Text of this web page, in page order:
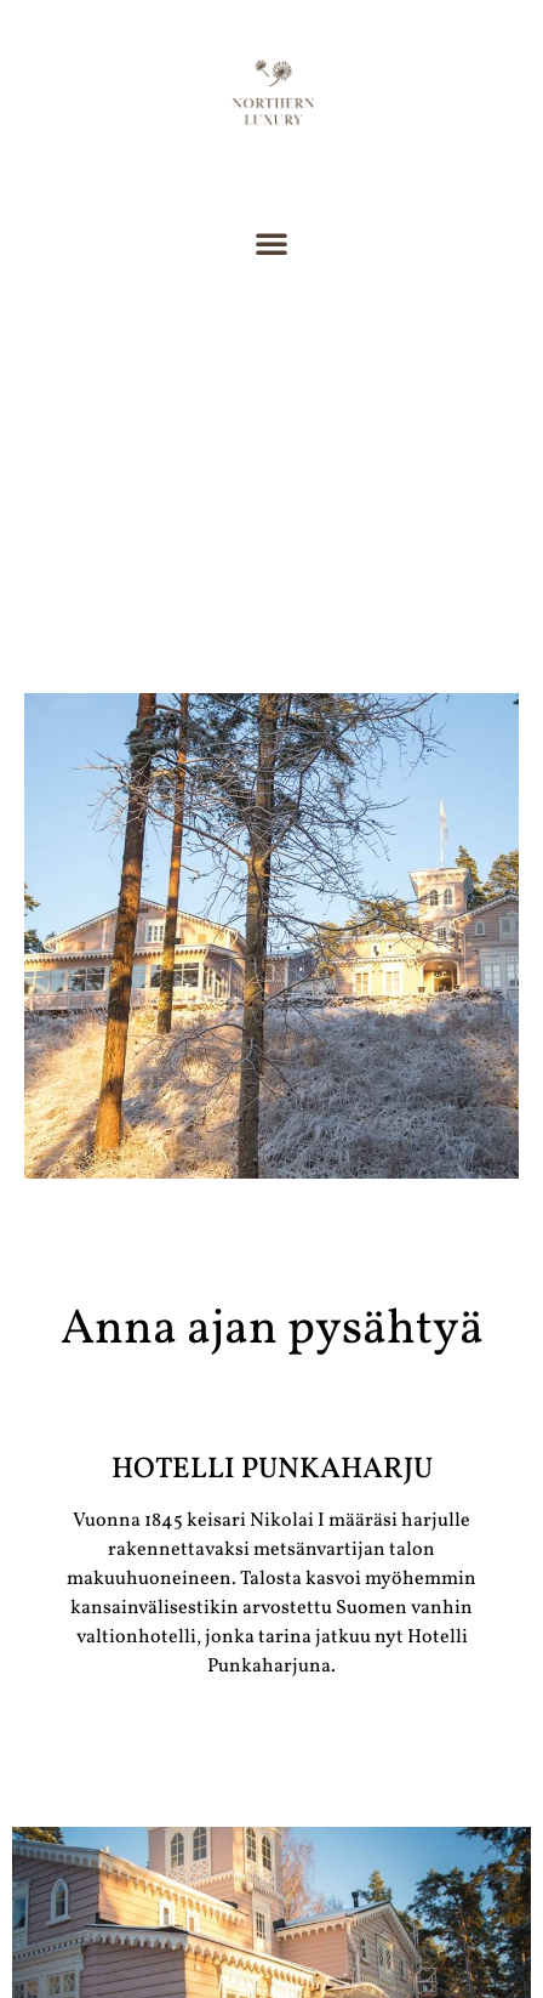
Anna ajan pysähtyä
HOTELLI PUNKAHARJU
Vuonna 1845 keisari Nikolai I määräsi harjulle
rakennettavaksi metsänvartijan talon
makuuhuoneineen. Talosta kasvoi myöhemmin
kansainvälisestikin arvostettu Suomen vanhin
valtionhotelli, jonka tarina jatkuu nyt Hotelli
Punkaharjuna.